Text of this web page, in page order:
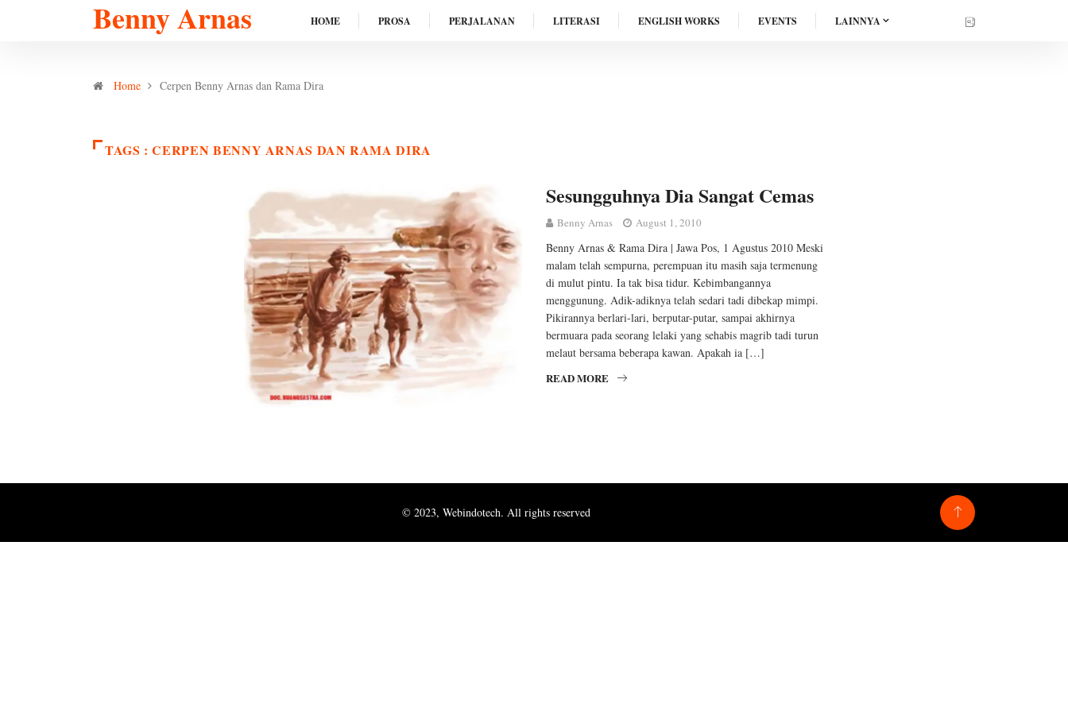
Benny Arnas HOME PROSA PERJALANAN LITERASI ENGLISH WORKS EVENTS LAINNYA
Home Cerpen Benny Arnas dan Rama Dira
TAGS : CERPEN BENNY ARNAS DAN RAMA DIRA
Sesungguhnya Dia Sangat Cemas
Benny Arnas August 1, 2010
Benny Arnas & Rama Dira | Jawa Pos, 1 Agustus 2010 Meski
malam telah sempurna, perempuan itu masih saja termenung
di mulut pintu. Ia tak bisa tidur. Kebimbangannya
menggunung. Adik-adiknya telah sedari tadi dibekap mimpi.
Pikirannya berlari-lari, berputar-putar, sampai akhirnya
bermuara pada seorang lelaki yang sehabis magrib tadi turun
melaut bersama beberapa kawan. Apakah ia […]
READ MORE
© 2023, Webindotech. All rights reserved